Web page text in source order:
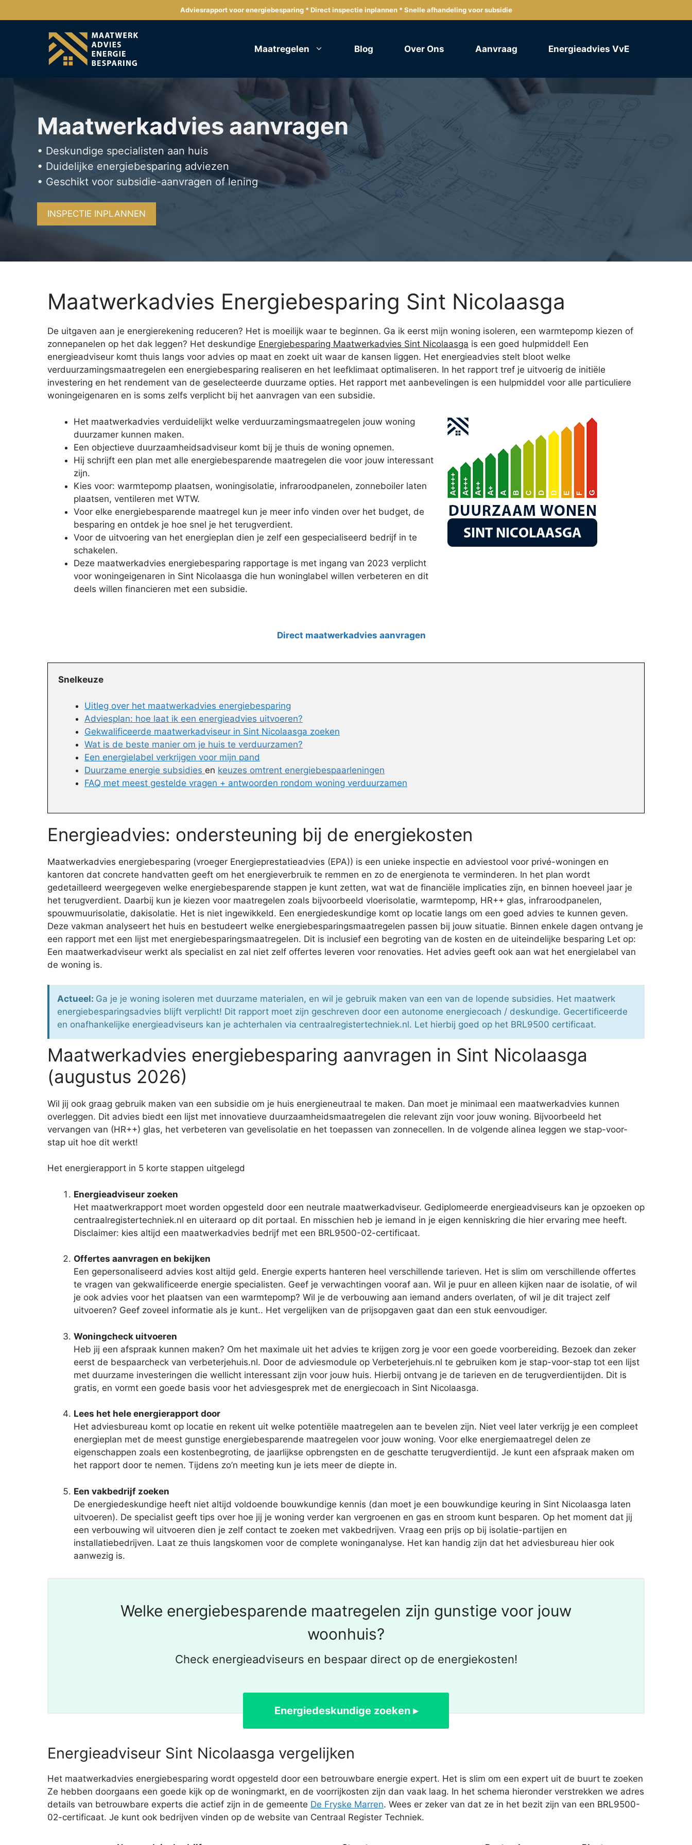
naar
Adviesrapport voor energiebesparing * Direct inspectie inplannen * Snelle afhandeling voor subsidie
Maatregelen Blog Over Ons Aanvraag Energieadvies VvE
Maatwerkadvies aanvragen
• Deskundige specialisten aan huis
• Duidelijke energiebesparing adviezen
• Geschikt voor subsidie-aanvragen of lening
INSPECTIE INPLANNEN
Maatwerkadvies Energiebesparing Sint Nicolaasga
De uitgaven aan je energierekening reduceren? Het is moeilijk waar te beginnen. Ga ik eerst mijn woning isoleren, een warmtepomp kiezen of
zonnepanelen op het dak leggen? Het deskundige Energiebesparing Maatwerkadvies Sint Nicolaasga is een goed hulpmiddel! Een
energieadviseur komt thuis langs voor advies op maat en zoekt uit waar de kansen liggen. Het energieadvies stelt bloot welke
verduurzamingsmaatregelen een energiebesparing realiseren en het leefklimaat optimaliseren. In het rapport tref je uitvoerig de initiële
investering en het rendement van de geselecteerde duurzame opties. Het rapport met aanbevelingen is een hulpmiddel voor alle particuliere
woningeigenaren en is soms zelfs verplicht bij het aanvragen van een subsidie.
Het maatwerkadvies verduidelijkt welke verduurzamingsmaatregelen jouw woning
duurzamer kunnen maken.
Een objectieve duurzaamheidsadviseur komt bij je thuis de woning opnemen.
Hij schrijft een plan met alle energiebesparende maatregelen die voor jouw interessant
zijn.
Kies voor: warmtepomp plaatsen, woningisolatie, infraroodpanelen, zonneboiler laten
plaatsen, ventileren met WTW.
Voor elke energiebesparende maatregel kun je meer info vinden over het budget, de
besparing en ontdek je hoe snel je het terugverdient.
Voor de uitvoering van het energieplan dien je zelf een gespecialiseerd bedrijf in te
schakelen.
Deze maatwerkadvies energiebesparing rapportage is met ingang van 2023 verplicht
voor woningeigenaren in Sint Nicolaasga die hun woninglabel willen verbeteren en dit
deels willen financieren met een subsidie.
Direct maatwerkadvies aanvragen
Snelkeuze
Uitleg over het maatwerkadvies energiebesparing
Adviesplan: hoe laat ik een energieadvies uitvoeren?
Gekwalificeerde maatwerkadviseur in Sint Nicolaasga zoeken
Wat is de beste manier om je huis te verduurzamen?
Een energielabel verkrijgen voor mijn pand
Duurzame energie subsidies en keuzes omtrent energiebespaarleningen
FAQ met meest gestelde vragen + antwoorden rondom woning verduurzamen
Energieadvies: ondersteuning bij de energiekosten
Maatwerkadvies energiebesparing (vroeger Energieprestatieadvies (EPA)) is een unieke inspectie en adviestool voor privé-woningen en
kantoren dat concrete handvatten geeft om het energieverbruik te remmen en zo de energienota te verminderen. In het plan wordt
gedetailleerd weergegeven welke energiebesparende stappen je kunt zetten, wat wat de financiële implicaties zijn, en binnen hoeveel jaar je
het terugverdient. Daarbij kun je kiezen voor maatregelen zoals bijvoorbeeld vloerisolatie, warmtepomp, HR++ glas, infraroodpanelen,
spouwmuurisolatie, dakisolatie. Het is niet ingewikkeld. Een energiedeskundige komt op locatie langs om een goed advies te kunnen geven.
Deze vakman analyseert het huis en bestudeert welke energiebesparingsmaatregelen passen bij jouw situatie. Binnen enkele dagen ontvang je
een rapport met een lijst met energiebesparingsmaatregelen. Dit is inclusief een begroting van de kosten en de uiteindelijke besparing Let op:
Een maatwerkadviseur werkt als specialist en zal niet zelf offertes leveren voor renovaties. Het advies geeft ook aan wat het energielabel van
de woning is.
Actueel: Ga je je woning isoleren met duurzame materialen, en wil je gebruik maken van een van de lopende subsidies. Het maatwerk
energiebesparingsadvies blijft verplicht! Dit rapport moet zijn geschreven door een autonome energiecoach / deskundige. Gecertificeerde
en onafhankelijke energieadviseurs kan je achterhalen via centraalregistertechniek.nl. Let hierbij goed op het BRL9500 certificaat.
Maatwerkadvies energiebesparing aanvragen in Sint Nicolaasga
(augustus 2026)
Wil jij ook graag gebruik maken van een subsidie om je huis energieneutraal te maken. Dan moet je minimaal een maatwerkadvies kunnen
overleggen. Dit advies biedt een lijst met innovatieve duurzaamheidsmaatregelen die relevant zijn voor jouw woning. Bijvoorbeeld het
vervangen van (HR++) glas, het verbeteren van gevelisolatie en het toepassen van zonnecellen. In de volgende alinea leggen we stap-voor-
stap uit hoe dit werkt!
Het energierapport in 5 korte stappen uitgelegd
Energieadviseur zoeken
Het maatwerkrapport moet worden opgesteld door een neutrale maatwerkadviseur. Gediplomeerde energieadviseurs kan je opzoeken op
centraalregistertechniek.nl en uiteraard op dit portaal. En misschien heb je iemand in je eigen kenniskring die hier ervaring mee heeft.
Disclaimer: kies altijd een maatwerkadvies bedrijf met een BRL9500-02-certificaat.
Offertes aanvragen en bekijken
Een gepersonaliseerd advies kost altijd geld. Energie experts hanteren heel verschillende tarieven. Het is slim om verschillende offertes
te vragen van gekwalificeerde energie specialisten. Geef je verwachtingen vooraf aan. Wil je puur en alleen kijken naar de isolatie, of wil
je ook advies voor het plaatsen van een warmtepomp? Wil je de verbouwing aan iemand anders overlaten, of wil je dit traject zelf
uitvoeren? Geef zoveel informatie als je kunt.. Het vergelijken van de prijsopgaven gaat dan een stuk eenvoudiger.
Woningcheck uitvoeren
Heb jij een afspraak kunnen maken? Om het maximale uit het advies te krijgen zorg je voor een goede voorbereiding. Bezoek dan zeker
eerst de bespaarcheck van verbeterjehuis.nl. Door de adviesmodule op Verbeterjehuis.nl te gebruiken kom je stap-voor-stap tot een lijst
met duurzame investeringen die wellicht interessant zijn voor jouw huis. Hierbij ontvang je de tarieven en de terugverdientijden. Dit is
gratis, en vormt een goede basis voor het adviesgesprek met de energiecoach in Sint Nicolaasga.
Lees het hele energierapport door
Het adviesbureau komt op locatie en rekent uit welke potentiële maatregelen aan te bevelen zijn. Niet veel later verkrijg je een compleet
energieplan met de meest gunstige energiebesparende maatregelen voor jouw woning. Voor elke energiemaatregel delen ze
eigenschappen zoals een kostenbegroting, de jaarlijkse opbrengsten en de geschatte terugverdientijd. Je kunt een afspraak maken om
het rapport door te nemen. Tijdens zo’n meeting kun je iets meer de diepte in.
Een vakbedrijf zoeken
De energiedeskundige heeft niet altijd voldoende bouwkundige kennis (dan moet je een bouwkundige keuring in Sint Nicolaasga laten
uitvoeren). De specialist geeft tips over hoe jij je woning verder kan vergroenen en gas en stroom kunt besparen. Op het moment dat jij
een verbouwing wil uitvoeren dien je zelf contact te zoeken met vakbedrijven. Vraag een prijs op bij isolatie-partijen en
installatiebedrijven. Laat ze thuis langskomen voor de complete woninganalyse. Het kan handig zijn dat het adviesbureau hier ook
aanwezig is.
Welke energiebesparende maatregelen zijn gunstige voor jouw
woonhuis?
Check energieadviseurs en bespaar direct op de energiekosten!
Energiedeskundige zoeken ▸
Energieadviseur Sint Nicolaasga vergelijken
Het maatwerkadvies energiebesparing wordt opgesteld door een betrouwbare energie expert. Het is slim om een expert uit de buurt te zoeken
Ze hebben doorgaans een goede kijk op de woningmarkt, en de voorrijkosten zijn dan vaak laag. In het schema hieronder verstrekken we adres
details van betrouwbare experts die actief zijn in de gemeente De Fryske Marren. Wees er zeker van dat ze in het bezit zijn van een BRL9500-
02-certificaat. Je kunt ook bedrijven vinden op de website van Centraal Register Techniek.